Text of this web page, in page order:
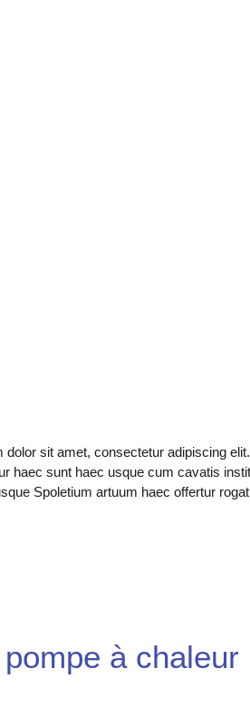
sit amet, consectetur adipiscing elit.
haec sunt haec usque cum cavatis
Spoletium artuum haec offertur
à chaleur